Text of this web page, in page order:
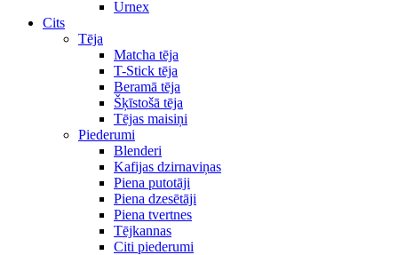
Urnex
Cits
Tēja
Matcha tēja
T-Stick tēja
Beramā tēja
Šķīstošā tēja
Tējas maisiņi
Piederumi
Blenderi
Kafijas dzirnaviņas
Piena putotāji
Piena dzesētāji
Piena tvertnes
Tējkannas
Citi piederumi